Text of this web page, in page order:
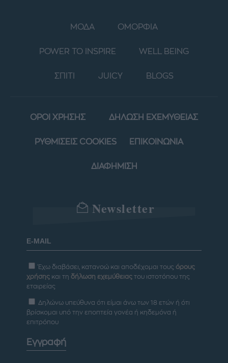
ΜΟΔΑ ΟΜΟΡΦΙΑ
POWER TO INSPIRE WELL BEING
ΣΠΙΤΙ JUICY BLOGS
ΟΡΟΙ ΧΡΗΣΗΣ ΔΗΛΩΣΗ ΕΧΕΜΥΘΕΙΑΣ
ΡΥΘΜΙΣΕΙΣ COOKIES ΕΠΙΚΟΙΝΩΝΙΑ
ΔΙΑΦΗΜΙΣΗ
Newsletter
Έχω διαβάσει, κατανοώ και αποδέχομαι τους όρους
χρήσης και τη δήλωση εχεμύθειας του ιστοτόπου της
εταιρείας
Δηλώνω υπεύθυνα ότι είμαι άνω των 18 ετών ή ότι
βρίσκομαι υπό την εποπτεία γονέα ή κηδεμόνα ή
επιτρόπου
Εγγραφή